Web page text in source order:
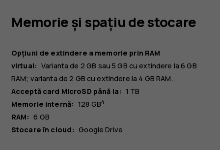
Memorie și spațiu de stocare
Opțiuni de extindere a memorie prin RAM
virtual: Varianta de 2 GB sau 5 GB cu extindere la 6 GB
RAM; varianta de 2 GB cu extindere la 4 GB RAM.
Acceptă card MicroSD până la: 1 TB
Memorie internă: 128 GB4
RAM: 6 GB
Stocare în cloud: Google Drive